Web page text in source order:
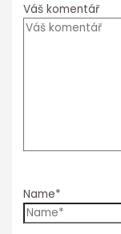
Váš komentář
Name*